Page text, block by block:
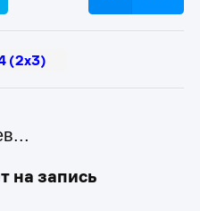
(2х3)
на запись